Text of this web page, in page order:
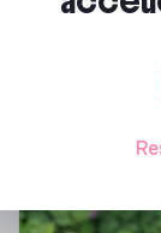
Tu souhaites
commencer ?
sélection de
écologique et